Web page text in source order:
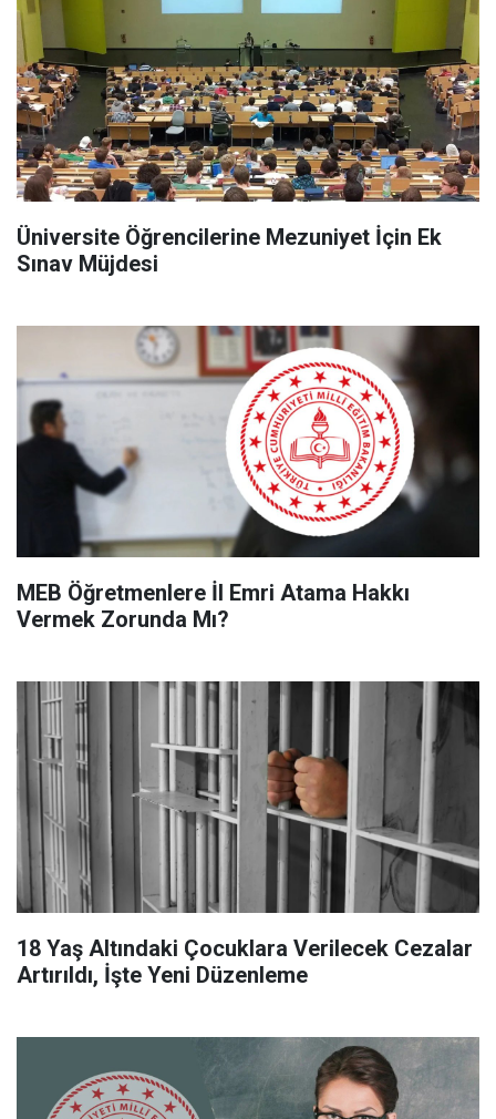
Üniversite Öğrencilerine Mezuniyet İçin Ek
Sınav Müjdesi
MEB Öğretmenlere İl Emri Atama Hakkı
Vermek Zorunda Mı?
18 Yaş Altındaki Çocuklara Verilecek Cezalar
Artırıldı, İşte Yeni Düzenleme